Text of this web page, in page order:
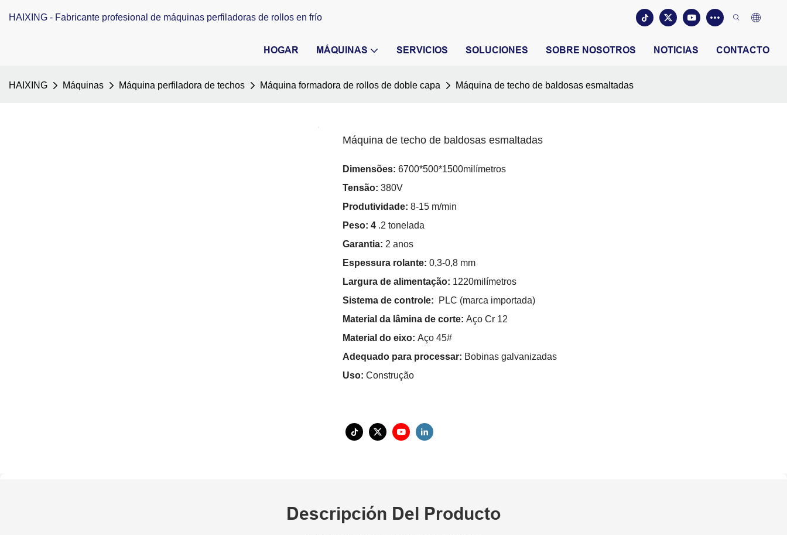
HAIXING - Fabricante profesional de máquinas perfiladoras de rollos en frío
HOGAR MÁQUINAS SERVICIOS SOLUCIONES SOBRE NOSOTROS NOTICIAS CONTACTO
HAIXING Máquinas Máquina perfiladora de techos Máquina formadora de rollos de doble capa Máquina de techo de baldosas esmaltadas
Máquina de techo de baldosas esmaltadas
Dimensões: 6700*500*1500milímetros
Tensão: 380V
Produtividade: 8-15 m/min
Peso: 4 .2 tonelada
Garantia: 2 anos
Espessura rolante: 0,3-0,8 mm
Largura de alimentação: 1220milímetros
Sistema de controle:
PLC (marca importada)
Material da lâmina de corte: Aço Cr 12
Material do eixo: Aço 45#
Adequado para processar: Bobinas galvanizadas
Uso: Construção
Descripción Del Producto